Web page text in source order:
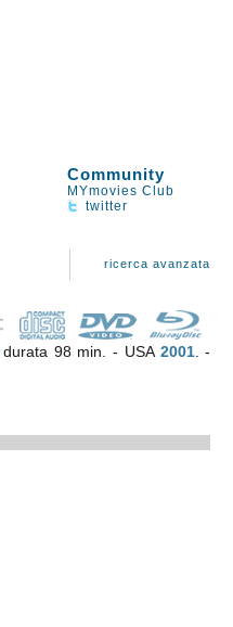
Community
MYmovies Club
twitter
ricerca avanzata
, durata 98 min. - USA 2001. -